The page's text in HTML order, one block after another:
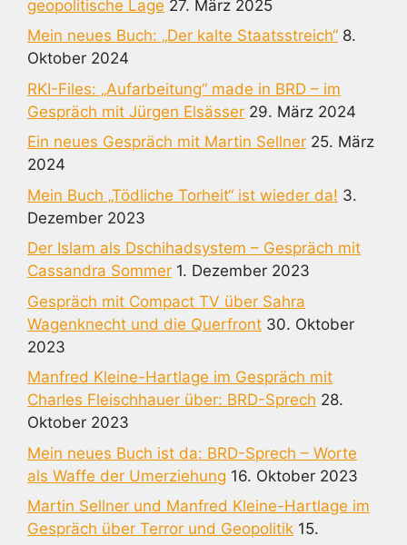
geopolitische Lage 27. März 2025
Mein neues Buch: „Der kalte Staatsstreich“ 8.
Oktober 2024
RKI-Files: „Aufarbeitung“ made in BRD – im
Gespräch mit Jürgen Elsässer 29. März 2024
Ein neues Gespräch mit Martin Sellner 25. März
2024
Mein Buch „Tödliche Torheit“ ist wieder da! 3.
Dezember 2023
Der Islam als Dschihadsystem – Gespräch mit
Cassandra Sommer 1. Dezember 2023
Gespräch mit Compact TV über Sahra
Wagenknecht und die Querfront 30. Oktober
2023
Manfred Kleine-Hartlage im Gespräch mit
Charles Fleischhauer über: BRD-Sprech 28.
Oktober 2023
Mein neues Buch ist da: BRD-Sprech – Worte
als Waffe der Umerziehung 16. Oktober 2023
Martin Sellner und Manfred Kleine-Hartlage im
Gespräch über Terror und Geopolitik 15.